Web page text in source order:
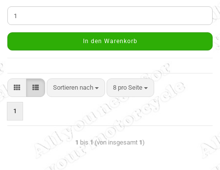
In den Warenkorb
Sortieren nach 8 pro Seite
1
1 bis 1(von insgesamt 1)